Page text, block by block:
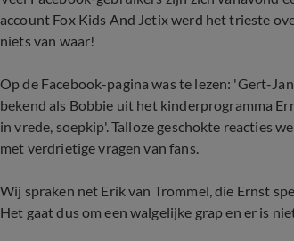
account Fox Kids And Jetix werd het trieste
niets van waar!
Op de Facebook-pagina was te lezen: 'Gert-
bekend als Bobbie uit het kinderprogramma
in vrede, soepkip'. Talloze geschokte reacties
met verdrietige vragen van fans.
Wij spraken net Erik van Trommel, die Ernst
Het gaat dus om een walgelijke grap en er is